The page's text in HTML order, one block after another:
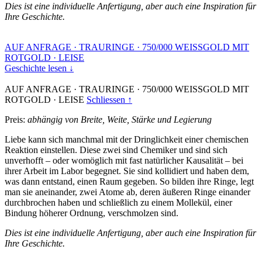
Dies ist eine individuelle Anfertigung, aber auch eine Inspiration für
Ihre Geschichte.
AUF ANFRAGE · TRAURINGE · 750/000 WEISSGOLD MIT
ROTGOLD · LEISE
Geschichte lesen ↓
AUF ANFRAGE · TRAURINGE · 750/000 WEISSGOLD MIT
ROTGOLD · LEISE Schliessen ↑
Preis: abhängig von Breite, Weite, Stärke und Legierung
Liebe kann sich manchmal mit der Dringlichkeit einer chemischen
Reaktion einstellen. Diese zwei sind Chemiker und sind sich
unverhofft – oder womöglich mit fast natürlicher Kausalität – bei
ihrer Arbeit im Labor begegnet. Sie sind kollidiert und haben dem,
was dann entstand, einen Raum gegeben. So bilden ihre Ringe, legt
man sie aneinander, zwei Atome ab, deren äußeren Ringe einander
durchbrochen haben und schließlich zu einem Mollekül, einer
Bindung höherer Ordnung, verschmolzen sind.
Dies ist eine individuelle Anfertigung, aber auch eine Inspiration für
Ihre Geschichte.